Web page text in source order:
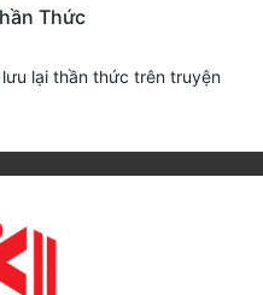
Thức
lại thần thức trên truyện